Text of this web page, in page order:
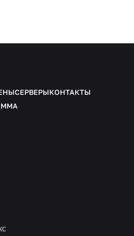
СЕРВЕРЫКОНТАКТЫ